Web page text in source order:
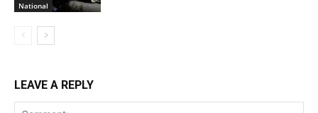
National
LEAVE A REPLY